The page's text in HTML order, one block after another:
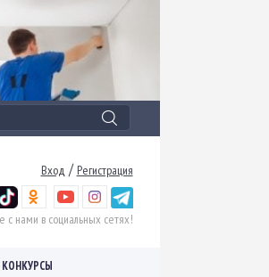
Вход / Регистрация
с нами в социальных сетях!
КОНКУРСЫ